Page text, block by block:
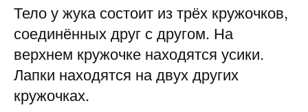
Тело у жука состоит из трёх кружочков,
соединённых друг с другом. На
верхнем кружочке находятся усики.
Лапки находятся на двух других
кружочках.